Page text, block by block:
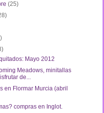
(25)
Mayo 2012
Meadows, minitallas
de...
en Flormar Murcia (abril
compras en Inglot.